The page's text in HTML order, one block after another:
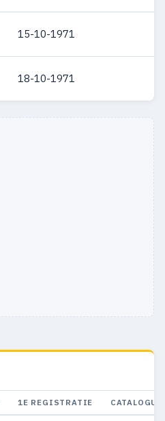
15-10-1971
18-10-1971
1E REGISTRATIE